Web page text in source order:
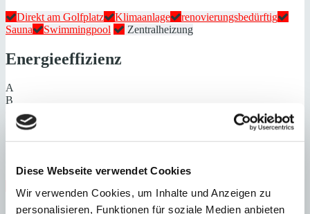
Diese Webseite verwendet Cookies
Wir verwenden Cookies, um Inhalte und Anzeigen zu
personalisieren, Funktionen für soziale Medien anbieten
Direkt am Golfplatz
Klimaanlage
renovierungsbedürftig
Sauna
Swimmingpool Zentralheizung
Energieeffizienz
A
B
Steuern beim Immobilienkauf auf Mallorca!